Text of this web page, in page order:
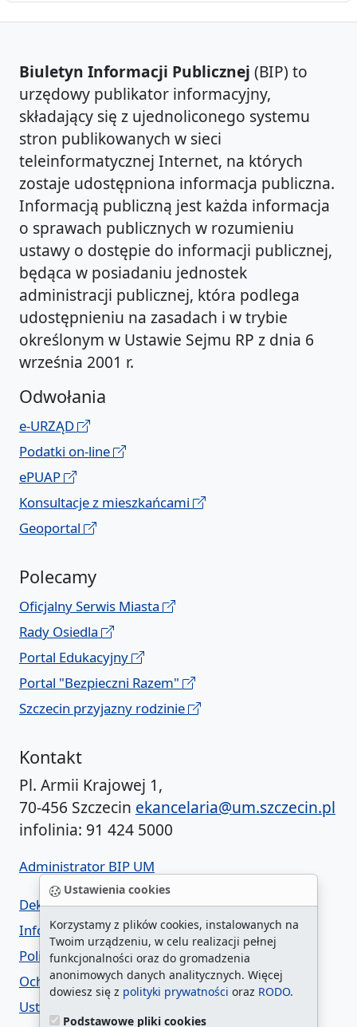
Ustawienia cookies
Korzystamy z plików cookies, instalowanych na
Twoim urządzeniu, w celu realizacji pełnej
funkcjonalności oraz do gromadzenia
anonimowych danych analitycznych. Więcej
dowiesz się z polityki prywatności oraz RODO.
Podstawowe pliki cookies
Biuletyn Informacji Publicznej (BIP) to
urzędowy publikator informacyjny,
składający się z ujednoliconego systemu
stron publikowanych w sieci
teleinformatycznej Internet, na których
zostaje udostępniona informacja publiczna.
Informacją publiczną jest każda informacja
o sprawach publicznych w rozumieniu
ustawy o dostępie do informacji publicznej,
będąca w posiadaniu jednostek
administracji publicznej, która podlega
udostępnieniu na zasadach i w trybie
określonym w Ustawie Sejmu RP z dnia 6
września 2001 r.
Odwołania
e-URZĄD
Podatki on-line
ePUAP
Konsultacje z mieszkańcami
Geoportal
Polecamy
Oficjalny Serwis Miasta
Rady Osiedla
Portal Edukacyjny
Portal "Bezpieczni Razem"
Szczecin przyjazny rodzinie
Kontakt
Pl. Armii Krajowej 1,
70-456 Szczecin ekancelaria@um.szczecin.pl
infolinia: 91 424 5000
Administrator BIP UM
Deklaracja dostępności
Informacja o urzędzie w ETR
Polityka prywatności
Ochrona danych osobowych
Ustawienia cookies